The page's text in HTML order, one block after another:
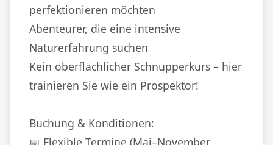
perfektionieren möchten
Abenteurer, die eine intensive
Naturerfahrung suchen
Kein oberflächlicher Schnupperkurs – hier
trainieren Sie wie ein Prospektor!
Buchung & Konditionen:
📅 Flexible Termine (Mai–November,